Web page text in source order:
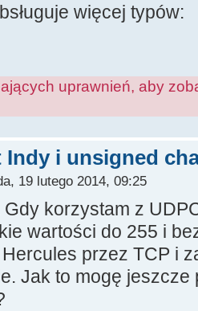
więcej typów:
uprawnień, aby
Indy i unsigned
19 lutego 2014, 09:25
Gdy korzystam z
wartości do 255 i
przez TCP i
Jak to mogę